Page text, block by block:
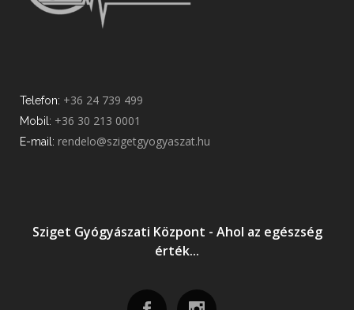
Telefon: +36 24 739 499
Mobil: +36 30 213 0001
E-mail: rendelo@szigetgyogyaszat.hu
Sziget Gyógyászati Központ - Ahol az egészség
érték...